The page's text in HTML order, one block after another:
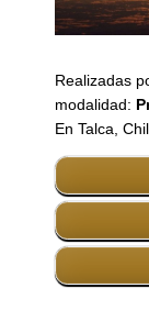
Realizadas
modalidad:
En Talca,